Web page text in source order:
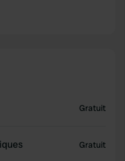
Gratuit
Gratuit